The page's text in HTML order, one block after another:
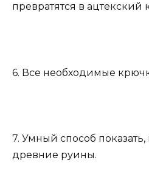
превратятся в ацтекский
6. Все необходимые
7. Умный способ
древние руины.